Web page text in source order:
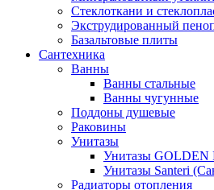
Стеклоткани и
Экструдированный
Базальтовые плиты
Сантехника
Ванны
Ванны стальные
Ванны чугунные
Поддоны душевые
Раковины
Унитазы
Унитазы GOLDEN
Унитазы Santeri
Радиаторы отопления